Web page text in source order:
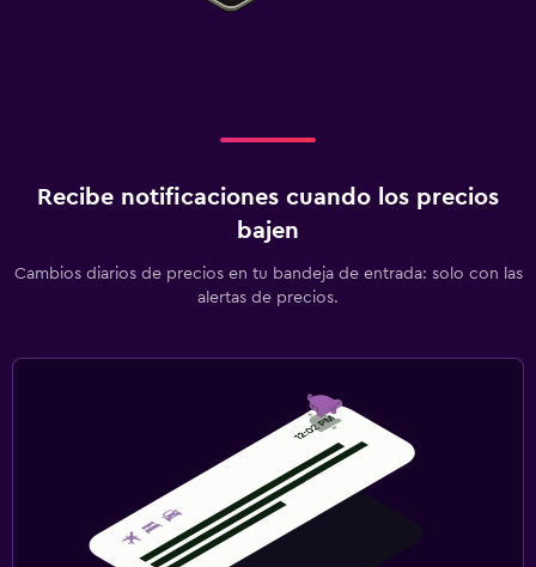
Recibe notificaciones cuando los precios
bajen
Cambios diarios de precios en tu bandeja de entrada: solo con las
alertas de precios.